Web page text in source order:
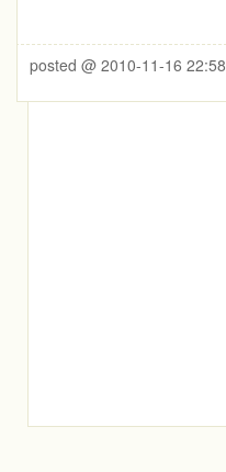
posted @ 2010-11-16 22:58